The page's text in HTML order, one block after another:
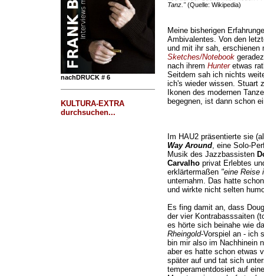
nachDRUCK # 6
KULTURA-EXTRA
durchsuchen...
Tanz."(Quelle: Wikipedia)
Meine bisherigen
Ambivalentes. Von den
und mit ihr sah, erschienen
Sketches/Notebook
nach ihrem Hunteretwas
Seitdem sah ich nichts
ich's wieder wissen. Stuart
Ikonen des modernen
begegnen, ist dann schon
Im HAU2 präsentierte sie
Way Around, eine Solo-
Musik des Jazzbassisten
Carvalhoprivat Erlebtes
erklärtermaßen "eine Reise
unternahm. Das hatte
und wirkte nicht selten
Es fing damit an, dass
der vier Kontrabasssaiten
es hörte sich beinahe wie
Rheingold-Vorspiel an - ich
bin mir also im Nachhinein
aber es hatte schon etwas
später auf und tat sich
temperamentdosiert auf